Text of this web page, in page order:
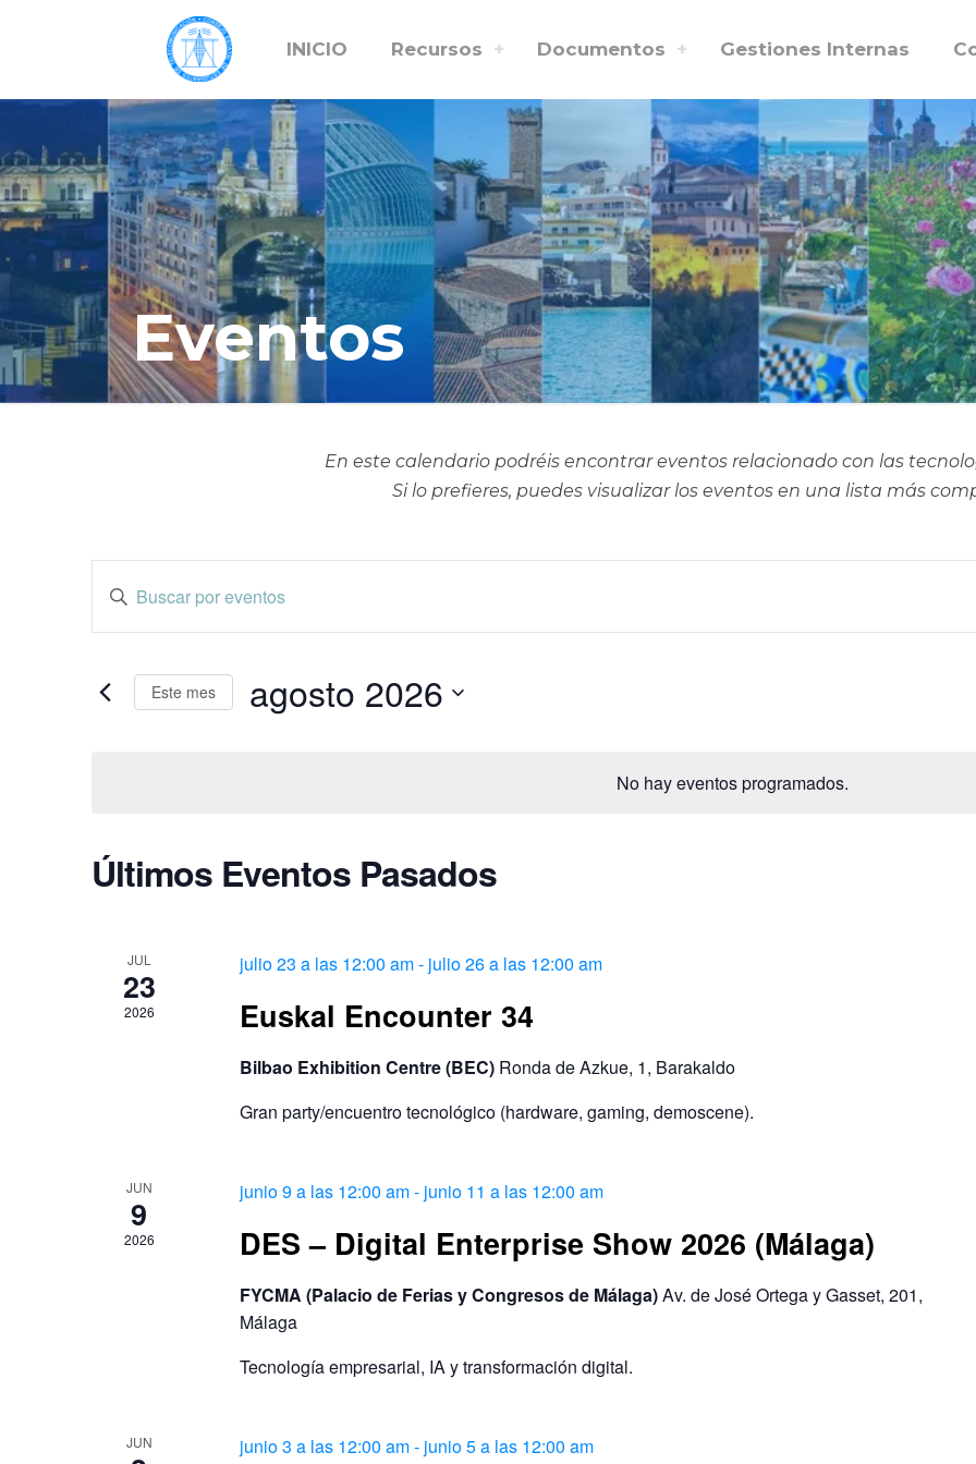
INICIO Recursos Documentos Gestiones Internas
Eventos
En este calendario podréis encontrar eventos relacionado con las
Si lo prefieres, puedes visualizar los eventos en una lista más
No hay eventos programados.
Navegación
de
búsqueda
de
Eventos
Introduce
clave.
Busca
clave.
Este mes agosto 2026
Calendario
Eventos
Últimos Eventos Pasados
JUL
23
2026
julio 23 a las 12:00 am- julio 26 a las 12:00 am
Euskal Encounter 34
Bilbao Exhibition Centre (BEC) Ronda de Azkue, 1, Barakaldo
Gran party/encuentro tecnológico (hardware, gaming, demoscene).
JUN
9
2026
junio 9 a las 12:00 am- junio 11 a las 12:00 am
DES – Digital Enterprise Show 2026 (Málaga)
FYCMA (Palacio de Ferias y Congresos de Málaga)Av. de José Ortega y Gasset, 201,
Málaga
Tecnología empresarial, IA y transformación digital.
JUN junio 3 a las 12:00 am- junio 5 a las 12:00 am